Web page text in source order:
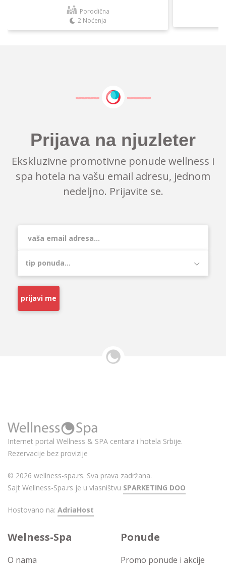
Porodična
2 Noćenja
Prijava na njuzleter
Ekskluzivne promotivne ponude wellness i
spa hotela na vašu email adresu, jednom
nedeljno. Prijavite se.
prijavi me
Internet portal Wellness & SPA centara i hotela Srbije.
Rezervacije bez provizije
© 2026 wellness-spa.rs. Sva prava zadržana.
Sajt Wellness-Spa.rs je u vlasništvu SPARKETING DOO
Hostovano na: AdriaHost
Welness-Spa
O nama
Ponude
Promo ponude i akcije